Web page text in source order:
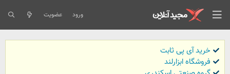
ورود عضویت
خرید آی پی ثابت
فروشگاه ابزارلند